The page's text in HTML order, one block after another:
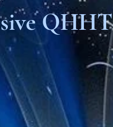
QHHT